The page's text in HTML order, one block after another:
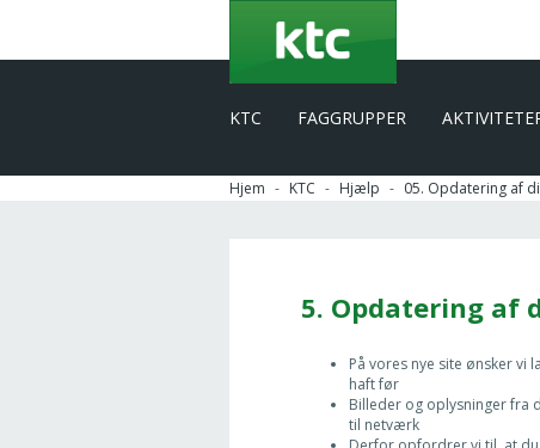
KTC FAGGRUPPER
Hjem KTC Hjælp 05. Opdatering af
5. Opdatering af
På vores nye site ønsker vi
haft før
Billeder og oplysninger fra
til netværk